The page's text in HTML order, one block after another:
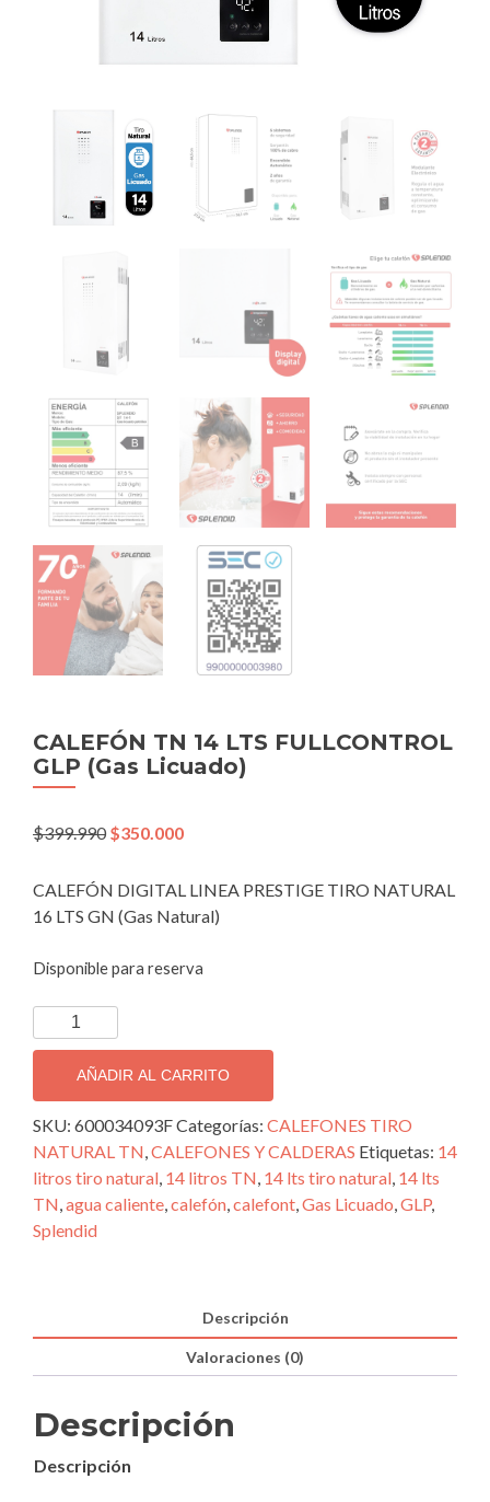
CALEFÓN TN 14 LTS FULLCONTROL
GLP (Gas Licuado)
$399.990 El
era:
$399.990.
$350.000El
es:
$350.000.
CALEFÓN DIGITAL LINEA PRESTIGE TIRO NATURAL
16 LTS GN (Gas Natural)
Disponible para reserva
CALEFÓN
TN
LTS
FULLCONTROL
GLP
(Gas
Licuado)
cantidad
AÑADIR AL CARRITO
SKU: 600034093FCategorías: CALEFONES TIRO
NATURAL TN,CALEFONES Y CALDERAS Etiquetas: 14
litros tiro natural, 14 litros TN, 14 lts tiro natural, 14 lts
TN,agua caliente,calefón,calefont,Gas Licuado,GLP,
Splendid
Descripción
Valoraciones (0)
Descripción
Descripción